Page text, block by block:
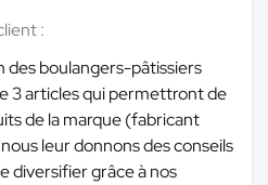
:
des boulangers-pâtissiers
3 articles qui permettront de
de la marque (fabricant
leur donnons des conseils
diversifier grâce à nos